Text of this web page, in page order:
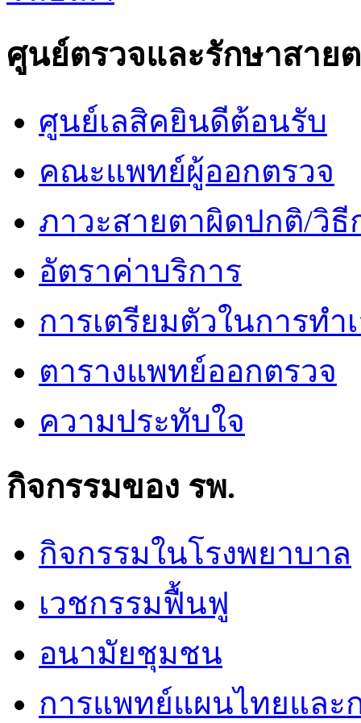
ศูนย์ตรวจและรักษาสาย
ศูนย์เลสิคยินดีต้อนรับ
คณะแพทย์ผู้ออกตรวจ
ภาวะสายตาผิดปกติ/วิธี
อัตราค่าบริการ
การเตรียมตัวในการทำ
ตารางแพทย์ออกตรวจ
ความประทับใจ
กิจกรรมของ รพ.
กิจกรรมในโรงพยาบาล
เวชกรรมฟื้นฟู
อนามัยชุมชน
การแพทย์แผนไทยและ